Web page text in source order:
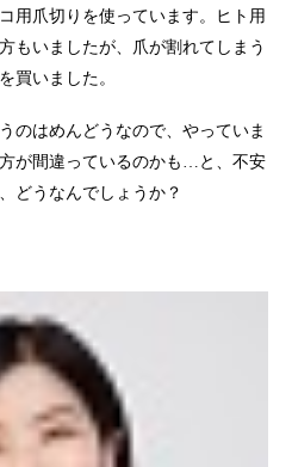
用爪切りを使っています。ヒト用
もいましたが、爪が割れてしまう
買いました。
のはめんどうなので、やっていま
が間違っているのかも…と、不安
どうなんでしょうか？